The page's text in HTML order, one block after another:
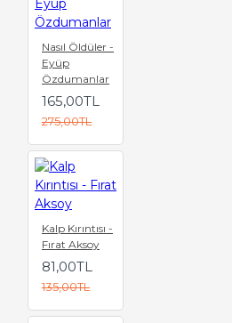
Nasıl Öldüler -
Eyüp
Özdumanlar
165,00TL
275,00TL
Kalp Kırıntısı -
Fırat Aksoy
81,00TL
135,00TL